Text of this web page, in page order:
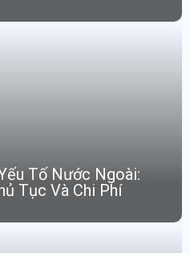
Tố Nước Ngoài:
Tục Và Chi Phí